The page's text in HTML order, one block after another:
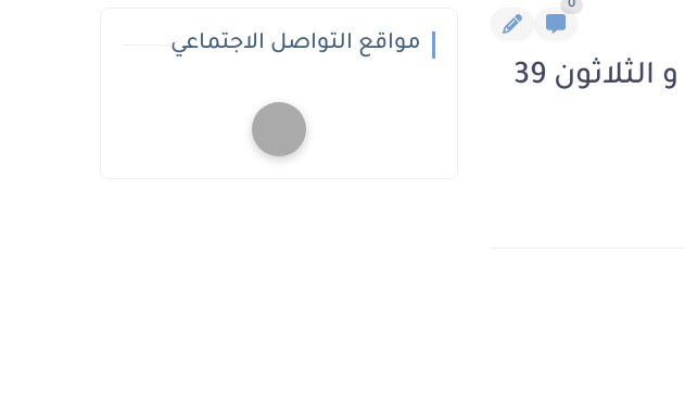
0
رواية الفتاة التى حلمت ان تكون ذئبه الفصل التاسع و الثلاثون 39
مواقع التواصل الاجتماعي